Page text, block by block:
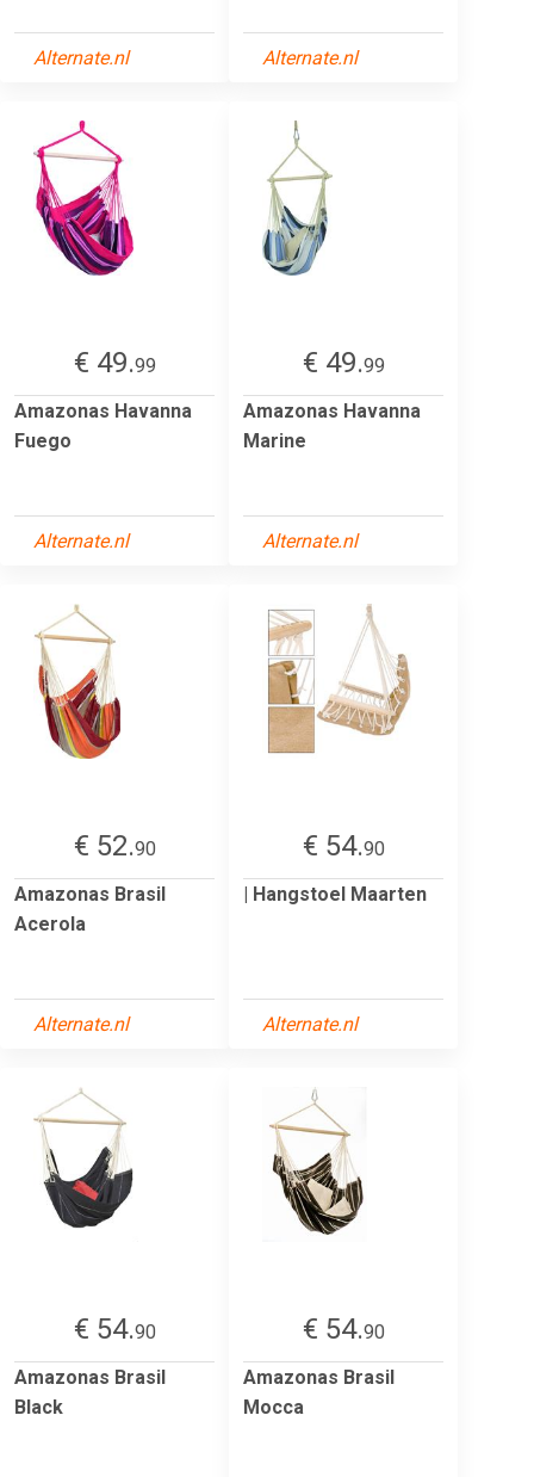
Alternate.nl Alternate.nl
€ 49.99
Amazonas Havanna
Fuego
Alternate.nl
€ 49.99
Amazonas Havanna
Marine
Alternate.nl
€ 52.90
Amazonas Brasil
Acerola
Alternate.nl
€ 54.90
| Hangstoel Maarten
Alternate.nl
€ 54.90
Amazonas Brasil
Black
€ 54.90
Amazonas Brasil
Mocca